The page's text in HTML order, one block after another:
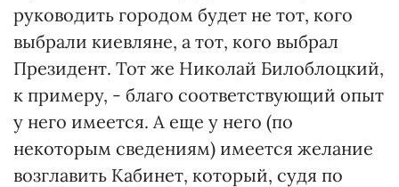
руководить городом будет не тот, кого
выбрали киевляне, а тот, кого выбрал
Президент. Тот же Николай Билоблоцкий,
к примеру, - благо соответствующий опыт
у него имеется. А еще у него (по
некоторым сведениям) имеется желание
возглавить Кабинет, который, судя по